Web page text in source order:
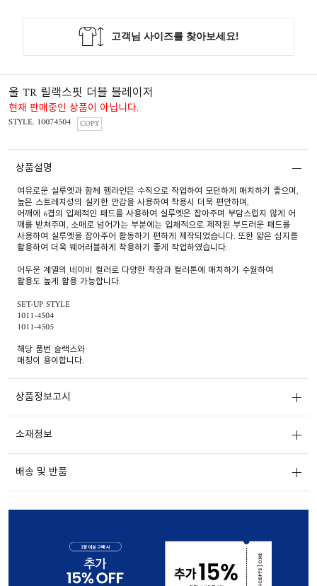
울 TR 릴랙스핏 더블 블레이저
현재 판매중인 상품이 아닙니다.
STYLE. 10074504 COPY
상품설명
여유로운 실루엣과 함께 헴라인은 수직으로 작업하여 모던하게 매치하기 좋으며,
높은 스트레치성의 실키한 안감을 사용하여 착용시 더욱 편안하며,
어깨에 6겹의 입체적인 패드를 사용하여 실루엣은 잡아주며 부담스럽지 않게 어
깨를 받쳐주며, 소매로 넘어가는 부분에는 입체적으로 제작된 부드러운 패드를
사용하여 실루엣을 잡아주어 활동하기 편하게 제작되었습니다. 또한 얇은 심지를
활용하여 더욱 웨어러블하게 착용하기 좋게 작업하였습니다.
어두운 계열의 네이비 컬러로 다양한 착장과 컬러톤에 매치하기 수월하여
활용도 높게 활용 가능합니다.
SET-UP STYLE
1011-4504
1011-4505
해당 품번 슬랙스와
매칭이 용이합니다.
상품정보고시
소재정보
배송 및 반품